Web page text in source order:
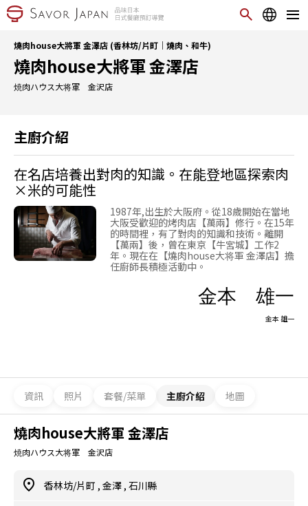
燒肉house大將軍 金澤店 (香林坊/片町｜燒肉、和牛)
燒肉house大將軍 金澤店
焼肉ハウス大将軍 金沢店
主廚介紹
在名店培養出對肉的知識。在能登地區探索肉
×米的可能性
1987年,出生於大阪府。從18歲開始在當地
大阪受歡迎的烤肉店【萬兩】修行。在15年
的時間裡，有了對肉的知識和技術。離開
【萬兩】後，曾在東京【牛宮城】工作2
年。現在在【燒肉house大将軍 金澤店】擔
任廚師長積極活動中。
金本 雄一
金本 雄一
資訊 照片 套餐/菜單 主廚介紹 地圖
燒肉house大將軍 金澤店
焼肉ハウス大将軍 金沢店
香林坊/片町 , 金澤 , 石川縣